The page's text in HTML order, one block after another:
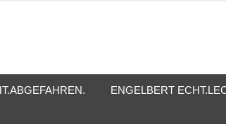
ENGELBERT